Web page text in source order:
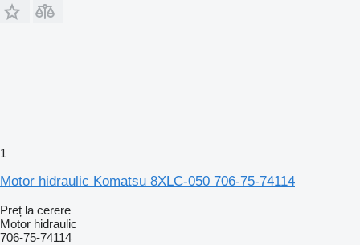
1
Motor hidraulic Komatsu 8XLC-050 706-75-74114
Preț la cerere
Motor hidraulic
706-75-74114